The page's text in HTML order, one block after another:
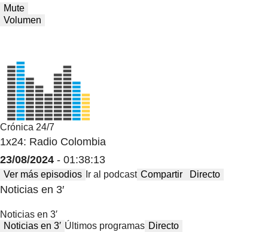
Mute
Volumen
Crónica 24/7
1x24: Radio Colombia
23/08/2024 - 01:38:13
Ver más episodios Ir al podcast Compartir Directo
Noticias en 3′
Noticias en 3′
Noticias en 3′ Últimos programas Directo